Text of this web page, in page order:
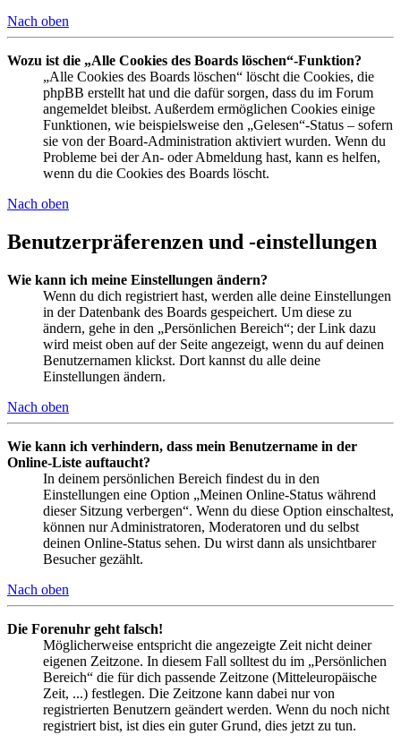
Nach oben
Wozu ist die „Alle Cookies des Boards löschen“-Funktion?
„Alle Cookies des Boards löschen“ löscht die Cookies, die
phpBB erstellt hat und die dafür sorgen, dass du im Forum
angemeldet bleibst. Außerdem ermöglichen Cookies einige
Funktionen, wie beispielsweise den „Gelesen“-Status – sofern
sie von der Board-Administration aktiviert wurden. Wenn du
Probleme bei der An- oder Abmeldung hast, kann es helfen,
wenn du die Cookies des Boards löscht.
Nach oben
Benutzerpräferenzen und -einstellungen
Wie kann ich meine Einstellungen ändern?
Wenn du dich registriert hast, werden alle deine Einstellungen
in der Datenbank des Boards gespeichert. Um diese zu
ändern, gehe in den „Persönlichen Bereich“; der Link dazu
wird meist oben auf der Seite angezeigt, wenn du auf deinen
Benutzernamen klickst. Dort kannst du alle deine
Einstellungen ändern.
Nach oben
Wie kann ich verhindern, dass mein Benutzername in der
Online-Liste auftaucht?
In deinem persönlichen Bereich findest du in den
Einstellungen eine Option „Meinen Online-Status während
dieser Sitzung verbergen“. Wenn du diese Option einschaltest,
können nur Administratoren, Moderatoren und du selbst
deinen Online-Status sehen. Du wirst dann als unsichtbarer
Besucher gezählt.
Nach oben
Die Forenuhr geht falsch!
Möglicherweise entspricht die angezeigte Zeit nicht deiner
eigenen Zeitzone. In diesem Fall solltest du im „Persönlichen
Bereich“ die für dich passende Zeitzone (Mitteleuropäische
Zeit, ...) festlegen. Die Zeitzone kann dabei nur von
registrierten Benutzern geändert werden. Wenn du noch nicht
registriert bist, ist dies ein guter Grund, dies jetzt zu tun.